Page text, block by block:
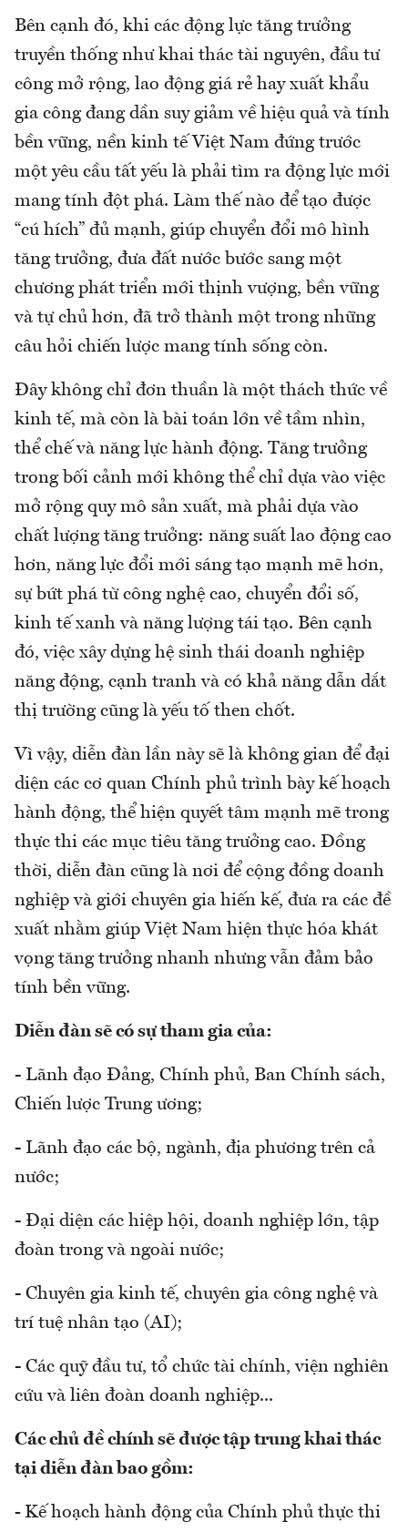
Bên cạnh đó, khi các động lực tăng trưởng
truyền thống như khai thác tài nguyên, đầu tư
công mở rộng, lao động giá rẻ hay xuất khẩu
gia công đang dần suy giảm về hiệu quả và tính
bền vững, nền kinh tế Việt Nam đứng trước
một yêu cầu tất yếu là phải tìm ra động lực mới
mang tính đột phá. Làm thế nào để tạo được
“cú hích” đủ mạnh, giúp chuyển đổi mô hình
tăng trưởng, đưa đất nước bước sang một
chương phát triển mới thịnh vượng, bền vững
và tự chủ hơn, đã trở thành một trong những
câu hỏi chiến lược mang tính sống còn.
Đây không chỉ đơn thuần là một thách thức về
kinh tế, mà còn là bài toán lớn về tầm nhìn,
thể chế và năng lực hành động. Tăng trưởng
trong bối cảnh mới không thể chỉ dựa vào việc
mở rộng quy mô sản xuất, mà phải dựa vào
chất lượng tăng trưởng: năng suất lao động cao
hơn, năng lực đổi mới sáng tạo mạnh mẽ hơn,
sự bứt phá từ công nghệ cao, chuyển đổi số,
kinh tế xanh và năng lượng tái tạo. Bên cạnh
đó, việc xây dựng hệ sinh thái doanh nghiệp
năng động, cạnh tranh và có khả năng dẫn dắt
thị trường cũng là yếu tố then chốt.
Vì vậy, diễn đàn lần này sẽ là không gian để đại
diện các cơ quan Chính phủ trình bày kế hoạch
hành động, thể hiện quyết tâm mạnh mẽ trong
thực thi các mục tiêu tăng trưởng cao. Đồng
thời, diễn đàn cũng là nơi để cộng đồng doanh
nghiệp và giới chuyên gia hiến kế, đưa ra các đề
xuất nhằm giúp Việt Nam hiện thực hóa khát
vọng tăng trưởng nhanh nhưng vẫn đảm bảo
tính bền vững.
Diễn đàn sẽ có sự tham gia của:
- Lãnh đạo Đảng, Chính phủ, Ban Chính sách,
Chiến lược Trung ương;
- Lãnh đạo các bộ, ngành, địa phương trên cả
nước;
- Đại diện các hiệp hội, doanh nghiệp lớn, tập
đoàn trong và ngoài nước;
- Chuyên gia kinh tế, chuyên gia công nghệ và
trí tuệ nhân tạo (AI);
- Các quỹ đầu tư, tổ chức tài chính, viện nghiên
cứu và liên đoàn doanh nghiệp...
Các chủ đề chính sẽ được tập trung khai thác
tại diễn đàn bao gồm:
- Kế hoạch hành động của Chính phủ thực thi